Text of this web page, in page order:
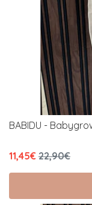
BABIDU -
11,45€ 22,90€